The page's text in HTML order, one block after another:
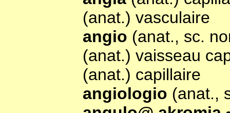
(anat.) vasculaire
angio (anat., sc.
(anat.) vaisseau
(anat.) capillaire
angiologio (anat.,